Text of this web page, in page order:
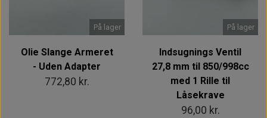
På lager
Olie Slange Armeret
- Uden Adapter
772,80 kr.
På lager
Indsugnings Ventil
27,8 mm til 850/998cc
med 1 Rille til
Låsekrave
96,00 kr.